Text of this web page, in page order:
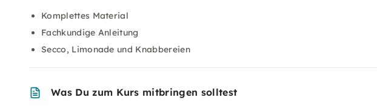
Komplettes Material
Fachkundige Anleitung
Secco, Limonade und Knabbereien
Was Du zum Kurs mitbringen solltest